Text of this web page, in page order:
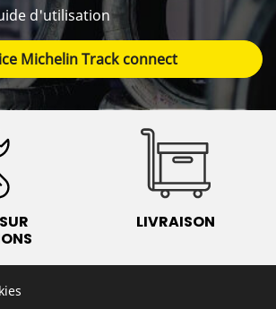
d'utilisation
Michelin Track connect
LIVRAISON